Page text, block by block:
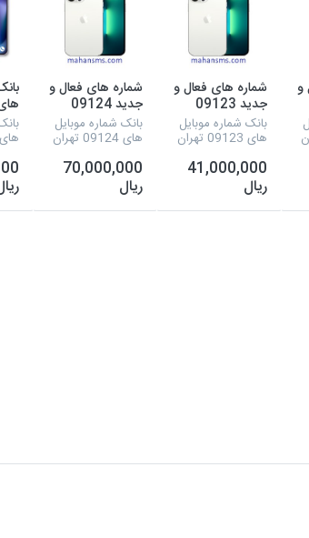
و شماره های فعال و
جدید 09123
تهران
بانک شماره موبایل
های 09123 تهران
41,000,000
ریال
شماره های فعال و
جدید 09124
تهران
بانک شماره موبایل
های 09124 تهران
70,000,000
ریال
های 09125 تهران